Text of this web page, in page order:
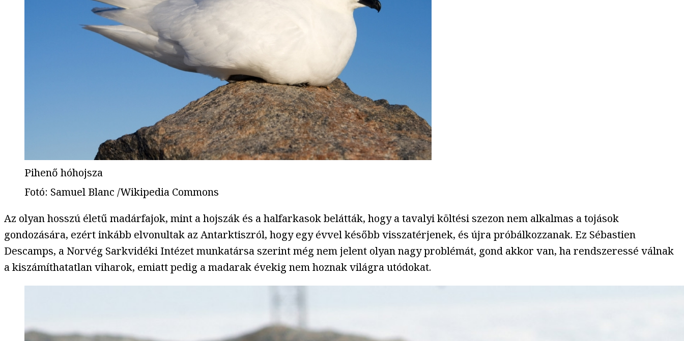
Pihenő hóhojsza
Fotó: Samuel Blanc /Wikipedia Commons
Az olyan hosszú életű madárfajok, mint a hojszák és a halfarkasok belátták, hogy a tavalyi költési szezon nem alkalmas a tojások
gondozására, ezért inkább elvonultak az Antarktiszról, hogy egy évvel később visszatérjenek, és újra próbálkozzanak. Ez Sébastien
Descamps, a Norvég Sarkvidéki Intézet munkatársa szerint még nem jelent olyan nagy problémát, gond akkor van, ha rendszeressé válnak
a kiszámíthatatlan viharok, emiatt pedig a madarak évekig nem hoznak világra utódokat.